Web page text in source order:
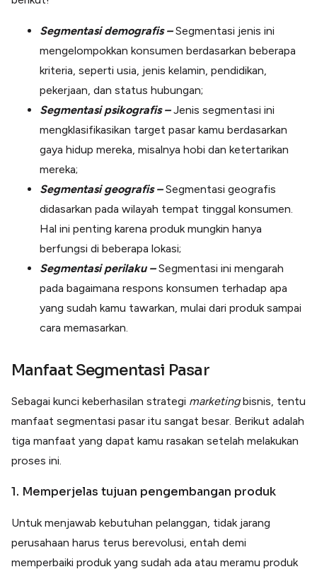
Segmentasi demografis –Segmentasi jenis ini
mengelompokkan konsumen berdasarkan beberapa
kriteria, seperti usia, jenis kelamin, pendidikan,
pekerjaan, dan status hubungan;
Segmentasi psikografis –Jenis segmentasi ini
mengklasifikasikan target pasar kamu berdasarkan
gaya hidup mereka, misalnya hobi dan ketertarikan
mereka;
Segmentasi geografis –Segmentasi geografis
didasarkan pada wilayah tempat tinggal konsumen.
Hal ini penting karena produk mungkin hanya
berfungsi di beberapa lokasi;
Segmentasi perilaku –Segmentasi ini mengarah
pada bagaimana respons konsumen terhadap apa
yang sudah kamu tawarkan, mulai dari produk sampai
cara memasarkan.
Manfaat Segmentasi Pasar
Sebagai kunci keberhasilan strategi marketingbisnis, tentu
manfaat segmentasi pasar itu sangat besar. Berikut adalah
tiga manfaat yang dapat kamu rasakan setelah melakukan
proses ini.
1. Memperjelas tujuan pengembangan produk
Untuk menjawab kebutuhan pelanggan, tidak jarang
perusahaan harus terus berevolusi, entah demi
memperbaiki produk yang sudah ada atau meramu produk